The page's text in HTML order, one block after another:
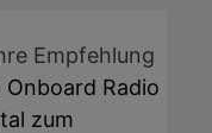
Empfehlung
Radio
zum